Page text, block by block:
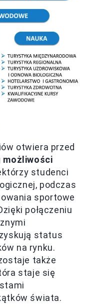
otwiera przed
możliwości
studenci
podczas
sportowe
połączeniu
status
na rynku.
także
staje się
świata.